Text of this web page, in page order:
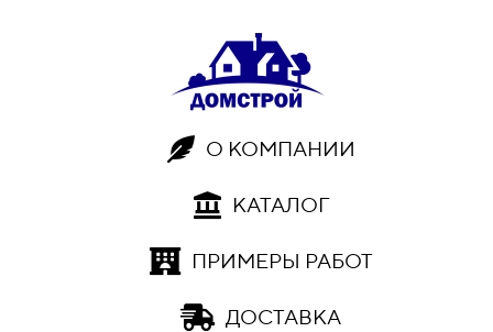
О КОМПАНИИ
КАТАЛОГ
ПРИМЕРЫ РАБОТ
ДОСТАВКА